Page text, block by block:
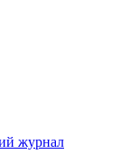
журнал